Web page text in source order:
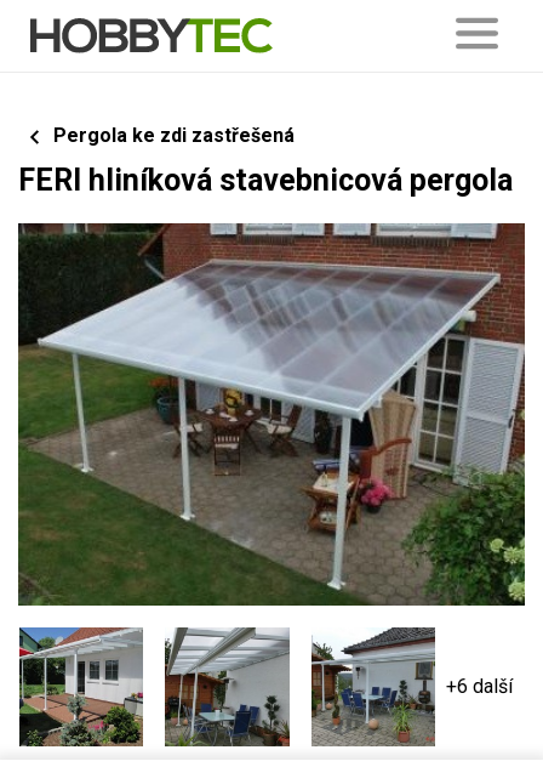
Pergola ke zdi zastřešená
FERI hliníková stavebnicová pergola
+6 další